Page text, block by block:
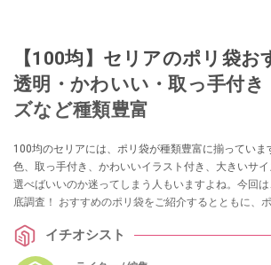
【100均】セリアのポリ袋お
透明・かわいい・取っ手付き
ズなど種類豊富
100均のセリアには、ポリ袋が種類豊富に揃っていま
色、取っ手付き、かわいいイラスト付き、大きいサ
選べばいいのか迷ってしまう人もいますよね。今回
底調査！ おすすめのポリ袋をご紹介するとともに、
イチオシスト